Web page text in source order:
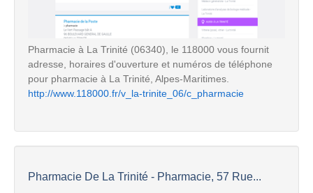
Pharmacie à La Trinité (06340), le 118000 vous fournit
adresse, horaires d'ouverture et numéros de téléphone
pour pharmacie à La Trinité, Alpes-Maritimes.
http://www.118000.fr/v_la-trinite_06/c_pharmacie
Pharmacie De La Trinité - Pharmacie, 57 Rue...